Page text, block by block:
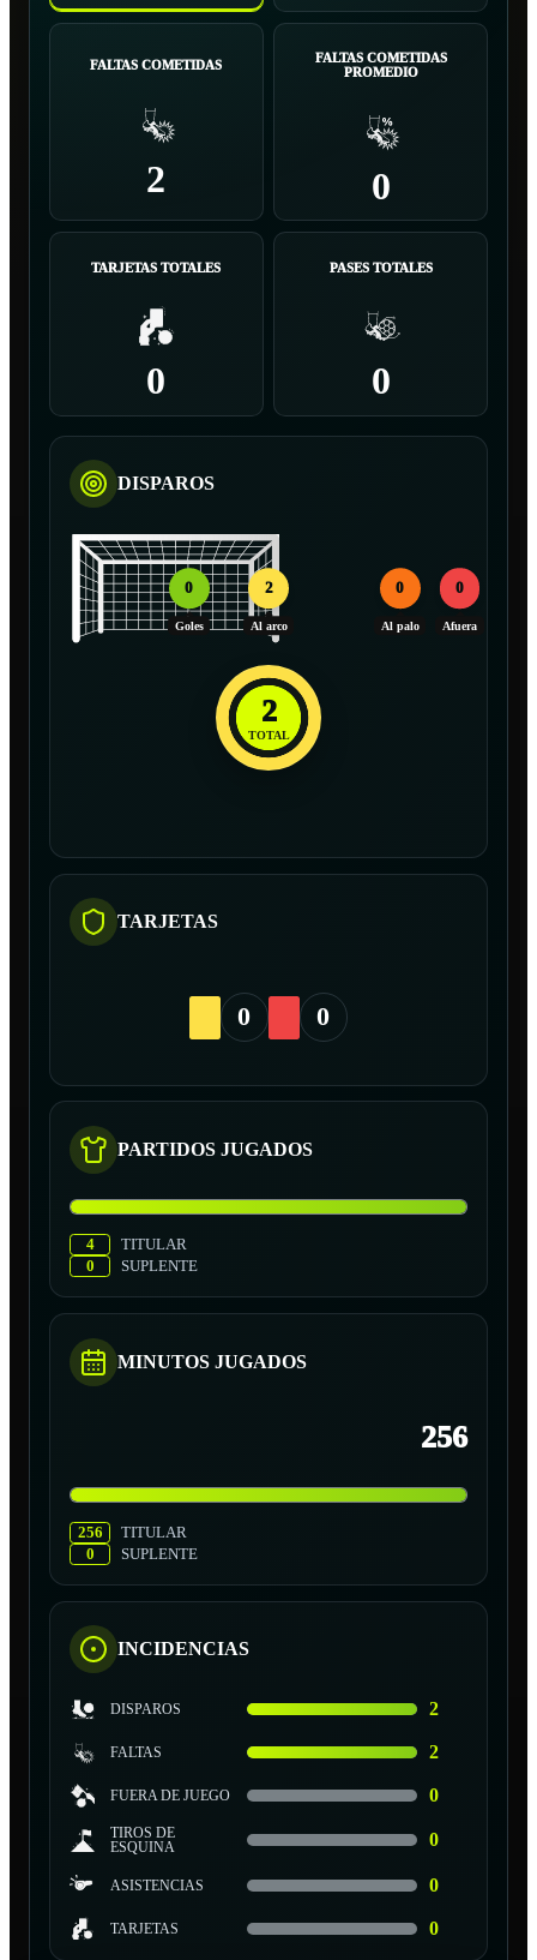
FALTAS COMETIDAS
2
FALTAS COMETIDAS
PROMEDIO
0
TARJETAS TOTALES
0
PASES TOTALES
0
DISPAROS
0
Goles
2
Al arco
0
Al palo
0
Afuera
2
TOTAL
TARJETAS
0 0
PARTIDOS JUGADOS
4
TITULAR
0
SUPLENTE
MINUTOS JUGADOS
256
256
TITULAR
0
SUPLENTE
INCIDENCIAS
DISPAROS 2
FALTAS 2
FUERA DE JUEGO 0
TIROS DE
ESQUINA
0
ASISTENCIAS 0
TARJETAS 0